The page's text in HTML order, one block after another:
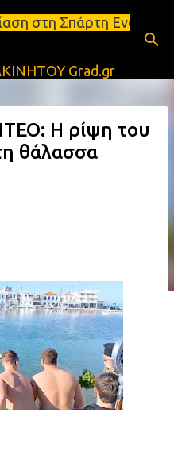
περιεχόμενο
Grad.gr
Η ρίψη του
θάλασσα